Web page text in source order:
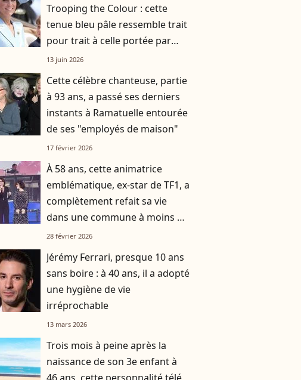
Trooping the Colour : cette
tenue bleu pâle ressemble trait
pour trait à celle portée par
Lady Diana il y a près de 40 ans
13 juin 2026
Cette célèbre chanteuse, partie
à 93 ans, a passé ses derniers
instants à Ramatuelle entourée
de ses "employés de maison"
17 février 2026
À 58 ans, cette animatrice
emblématique, ex-star de TF1, a
complètement refait sa vie
dans une commune à moins de
deux heures d’avion de Paris
28 février 2026
Jérémy Ferrari, presque 10 ans
sans boire : à 40 ans, il a adopté
une hygiène de vie
irréprochable
13 mars 2026
Trois mois à peine après la
naissance de son 3e enfant à